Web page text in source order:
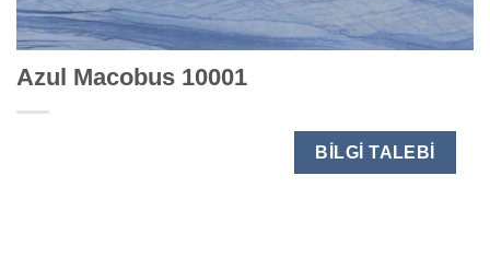
Azul Macobus 10001
BILGI TALEBI